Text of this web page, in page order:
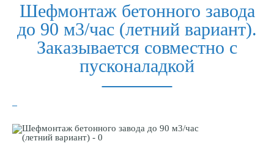
Шефмонтаж бетонного завода
до 90 м3/час (летний вариант).
Заказывается совместно с
пусконаладкой